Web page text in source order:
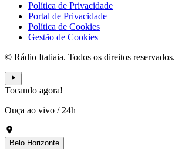
Política de Privacidade
Portal de Privacidade
Política de Cookies
Gestão de Cookies
© Rádio Itatiaia. Todos os direitos reservados.
Tocando agora!
Ouça ao vivo / 24h
Belo Horizonte